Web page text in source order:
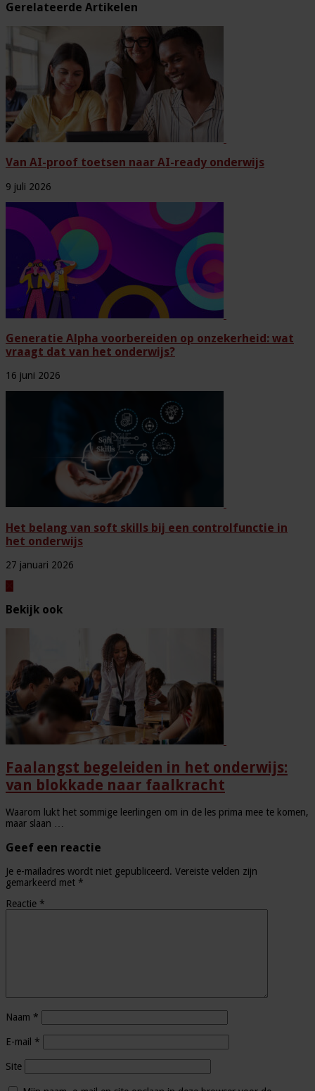
Gerelateerde Artikelen
Van AI-proof toetsen naar AI-ready onderwijs
9 juli 2026
Generatie Alpha voorbereiden op onzekerheid: wat
vraagt dat van het onderwijs?
16 juni 2026
Het belang van soft skills bij een controlfunctie in
het onderwijs
27 januari 2026
Bekijk ook
Faalangst begeleiden in het onderwijs:
van blokkade naar faalkracht
Waarom lukt het sommige leerlingen om in de les prima mee te komen,
maar slaan …
Geef een reactie
Je e-mailadres wordt niet gepubliceerd. Vereiste velden zijn
gemarkeerd met *
Reactie *
Naam *
E-mail *
Site